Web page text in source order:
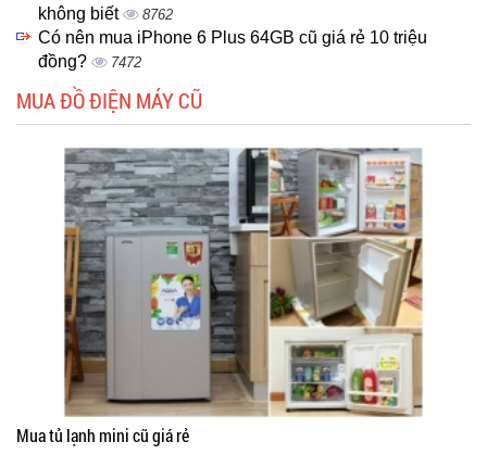
không biết
8762
Có nên mua iPhone 6 Plus 64GB cũ giá rẻ 10 triệu
đồng?
7472
MUA ĐỒ ĐIỆN MÁY CŨ
Mua tủ lạnh mini cũ giá rẻ